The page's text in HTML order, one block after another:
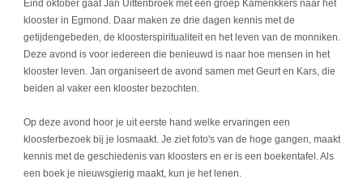
Eind oktober gaat Jan Uittenbroek met een groep Kamerikkers naar het
klooster in Egmond. Daar maken ze drie dagen kennis met de
getijdengebeden, de kloosterspiritualiteit en het leven van de monniken.
Deze avond is voor iedereen die benieuwd is naar hoe mensen in het
klooster leven. Jan organiseert de avond samen met Geurt en Kars, die
beiden al vaker een klooster bezochten.
Op deze avond hoor je uit eerste hand welke ervaringen een
kloosterbezoek bij je losmaakt. Je ziet foto's van de hoge gangen, maakt
kennis met de geschiedenis van kloosters en er is een boekentafel. Als
een boek je nieuwsgierig maakt, kun je het lenen.